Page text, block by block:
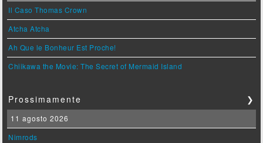
Il Caso Thomas Crown
Atcha Atcha
Ah Que le Bonheur Est Proche!
Chiikawa the Movie: The Secret of Mermaid Island
Prossimamente ❯
11 agosto 2026
Nimrods